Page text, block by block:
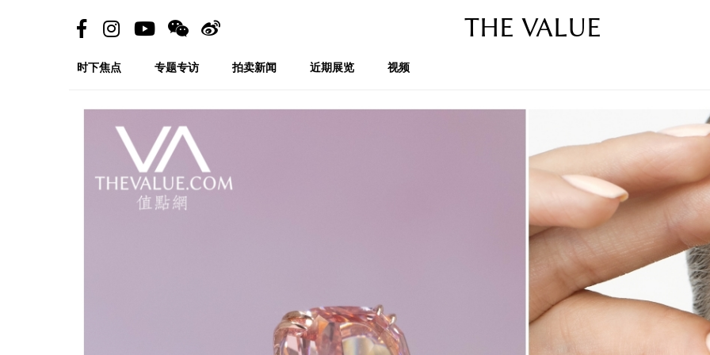
THE VALUE
时下焦点 专题专访 拍卖新闻 近期展览 视频